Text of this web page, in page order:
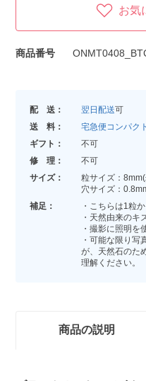
お気
商品番号
配 送： 翌日配送可
送 料：
宅急便コンパクト
ギフト：
不可
修 理：
不可
サイズ：
粒サイズ：
穴サイズ：
補足：
・こちらは1粒
・天然由来のキ
・撮影に照明を
・可能な限り写
が、天然石のた
理解ください。
商品の説明